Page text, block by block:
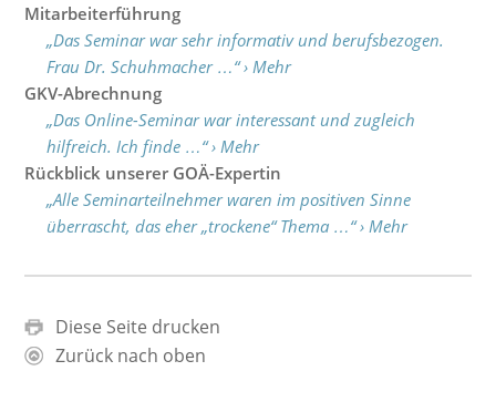
Mitarbeiterführung
„Das Seminar war sehr informativ und berufsbezogen.
Frau Dr. Schuhmacher …“ › Mehr
GKV-Abrechnung
„Das Online-Seminar war interessant und zugleich
hilfreich. Ich finde …“ › Mehr
Rückblick unserer GOÄ-Expertin
„Alle Seminarteilnehmer waren im positiven Sinne
überrascht, das eher „trockene“ Thema …“ › Mehr
Diese Seite drucken
Zurück nach oben